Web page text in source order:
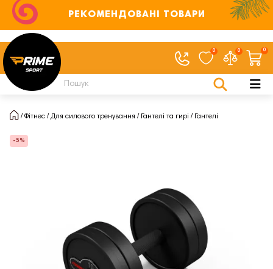
РЕКОМЕНДОВАНІ ТОВАРИ
0 0 0
Фітнес Для силового тренування Гантелі та гирі Гантелі
-5%